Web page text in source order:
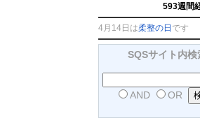
593週間
4月14日は柔整の日 です
SQSサイト内検
AND OR